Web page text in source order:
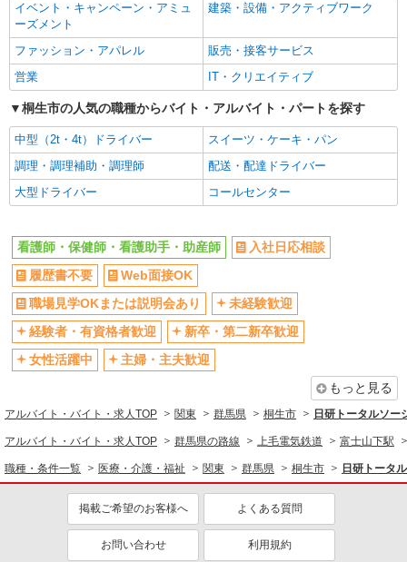
未経験歓迎
経験者・有資格者歓迎
新卒・第二新卒歓迎
女性活躍中
主婦・主夫歓迎
フリーター歓迎
学歴不問
ブランクOK
ミドル（40代～）活躍中
エルダー（50代～）活躍中
シニア（60代～）活躍中
昇給あり
週払い
週2～3日勤務OK
10時～勤務OK
16時前退社OK
禁煙・分煙
残業ほぼなし
転勤なし
交通費支給
社会保険あり
社割・特典あり
研修制度あり
資格取得支援制度あり
医療・介護・福祉
看護師・保健師・看護助手・助産師
同じ特徴から求人を探す
ミドル（40代～）活躍中
週2～3日勤務OK
深夜
イベント・キャンペーン・アミュ
ーズメント
建築・設備・アクティブワーク
ファッション・アパレル
販売・接客サービス
営業
IT・クリエイティブ
桐生市の人気の職種からバイト・アルバイト・パートを探す
中型（2t・4t）ドライバー
スイーツ・ケーキ・パン
調理・調理補助・調理師
配送・配達ドライバー
大型ドライバー
コールセンター
看護師・保健師・看護助手・助産師
入社日応相談
履歴書不要
Web面接OK
職場見学OKまたは説明会あり
未経験歓迎
経験者・有資格者歓迎
新卒・第二新卒歓迎
女性活躍中
主婦・主夫歓迎
もっと見る
アルバイト・バイト・求人TOP 関東 群馬県 桐生市 日研トータルソ
アルバイト・バイト・求人TOP 群馬県の路線 上毛電気鉄道 富士山下駅
職種・条件一覧 医療・介護・福祉 関東 群馬県 桐生市 日研トータ
掲載ご希望のお客様へ よくある質問
お問い合わせ 利用規約